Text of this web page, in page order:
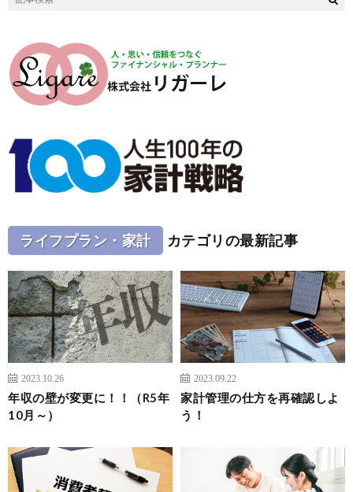
ライフプラン・家計 カテゴリの最新記事
2023.10.26
年収の壁が変更に！！（R5年
10月～）
2023.09.22
家計管理の仕方を再確認しよ
う！